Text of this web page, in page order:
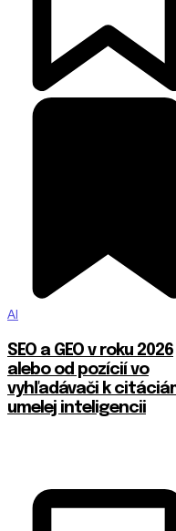
AI
SEO a GEO v roku 2026
alebo od pozícií vo
vyhľadávači k
umelej inteligencii